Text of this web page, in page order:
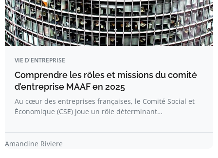
VIE D'ENTREPRISE
Comprendre les rôles et missions du comité
d’entreprise MAAF en 2025
Au cœur des entreprises françaises, le Comité Social et
Économique (CSE) joue un rôle déterminant…
Amandine Riviere